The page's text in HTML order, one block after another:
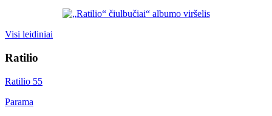
Visi leidiniai
Ratilio
Ratilio 55
Parama